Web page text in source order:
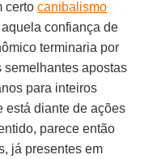
certocanibalismo
aquela confiança de
terminaria por
semelhantes apostas
para inteiros
está diante de ações
parece então
já presentes em